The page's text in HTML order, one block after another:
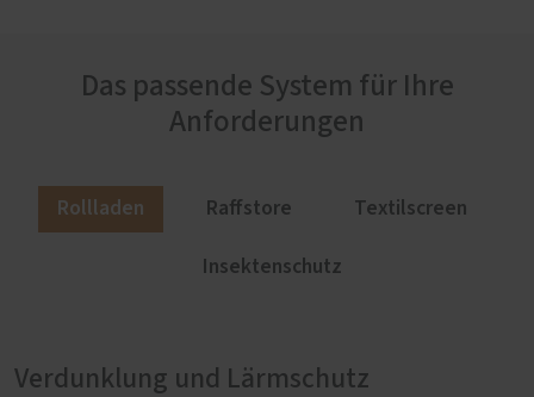
Das passende System für Ihre
Anforderungen
Rollladen Raffstore
Textilscreen
Insektenschutz
Verdunklung und Lärmschutz
Lichtlenker für große Fensterflächen
Durchsicht und UV-Filter
Dezentes Design und bequeme Montage